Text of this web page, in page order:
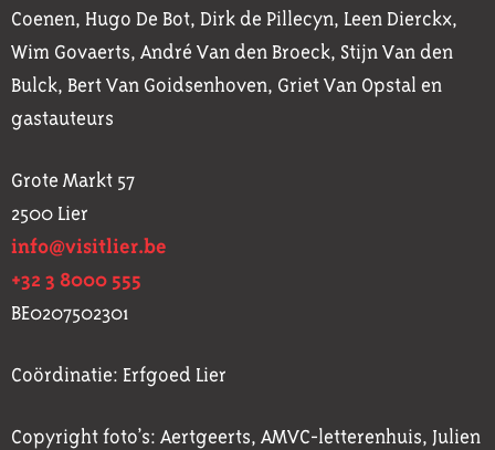
Coenen, Hugo De Bot, Dirk de Pillecyn, Leen Dierckx,
Wim Govaerts, André Van den Broeck, Stijn Van den
Bulck, Bert Van Goidsenhoven, Griet Van Opstal en
gastauteurs
Grote Markt 57
2500 Lier
info@visitlier.be
+32 3 8000 555
BE0207502301
Coördinatie: Erfgoed Lier
Copyright foto’s: Aertgeerts, AMVC-letterenhuis, Julien